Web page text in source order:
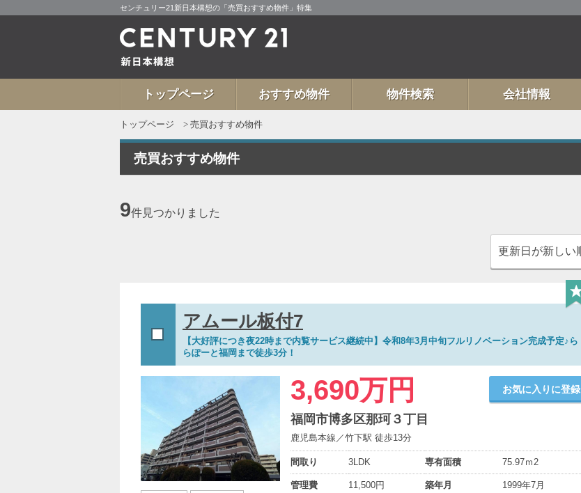
センチュリー21新日本構想の「売買おすすめ物件」特集
トップページ おすすめ物件 物件検索 会社情報
トップページ 売買おすすめ物件
売買おすすめ物件
9件見つかりました
アムール板付7
【大好評につき夜22時まで内覧サービス継続中】令和8年3月中旬フルリノベーション完成予定♪ら
らぽーと福岡まで徒歩3分！
3,690万円 お気に入りに登録
福岡市博多区那珂３丁目
鹿児島本線／竹下駅 徒歩13分
間取り 3LDK 専有面積 75.97ｍ2
管理費 11,500円 築年月 1999年7月